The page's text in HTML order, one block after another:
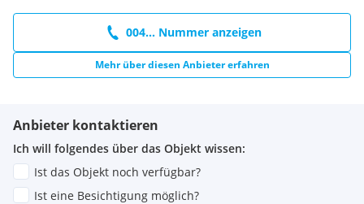
004... Nummer anzeigen
Mehr über diesen Anbieter erfahren
Anbieter kontaktieren
Ich will folgendes über das Objekt wissen:
Ist das Objekt noch verfügbar?
Ist eine Besichtigung möglich?